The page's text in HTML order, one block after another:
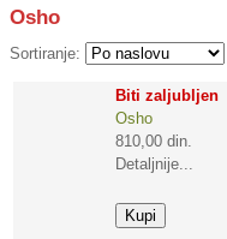
Osho
Sortiranje:
Biti zaljubljen
Osho
810,00 din.
Detaljnije...